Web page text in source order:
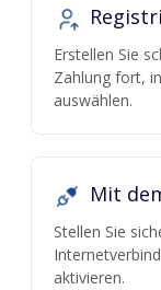
Erstellen Sie
Zahlung fort,
auswählen.
Mit
Stellen Sie
aktivieren.